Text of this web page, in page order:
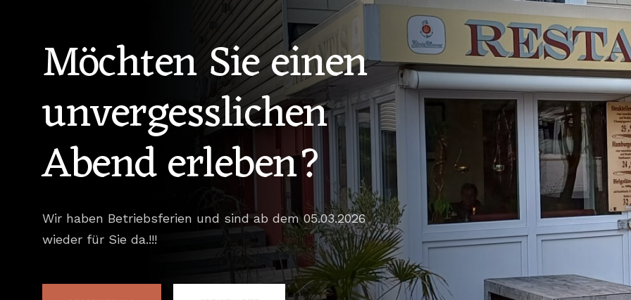
Möchten Sie einen
unvergesslichen
Abend erleben?
Wir haben Betriebsferien und sind ab dem 05.03.2026
wieder für Sie da.!!!